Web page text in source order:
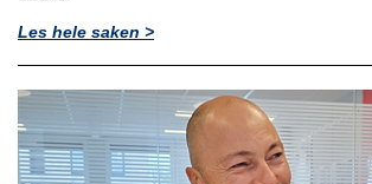
Les hele saken >